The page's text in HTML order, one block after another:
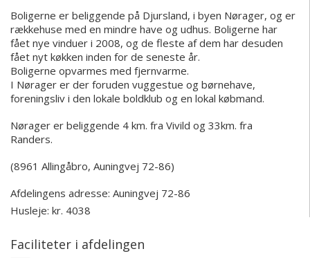
Boligerne er beliggende på Djursland, i byen Nørager, og er
rækkehuse med en mindre have og udhus. Boligerne har
fået nye vinduer i 2008, og de fleste af dem har desuden
fået nyt køkken inden for de seneste år.
Boligerne opvarmes med fjernvarme.
I Nørager er der foruden vuggestue og børnehave,
foreningsliv i den lokale boldklub og en lokal købmand.
Nørager er beliggende 4 km. fra Vivild og 33km. fra
Randers.
(8961 Allingåbro, Auningvej 72-86)
Afdelingens adresse: Auningvej 72-86
Husleje: kr. 4038
Faciliteter i afdelingen